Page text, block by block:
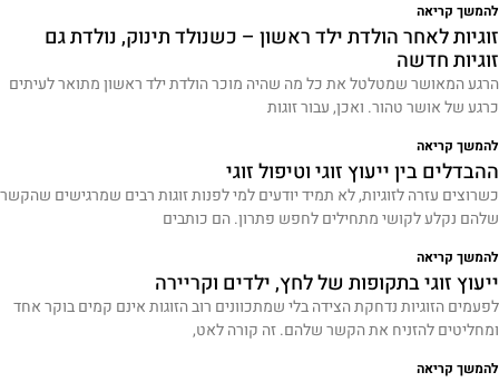
להמשך קריאה
זוגיות לאחר הולדת ילד ראשון – כשנולד תינוק, נולדת גם
זוגיות חדשה
הרגע המאושר שמטלטל את כל מה שהיה מוכר הולדת ילד ראשון מתואר לעיתים
כרגע של אושר טהור. ואכן, עבור זוגות
להמשך קריאה
ההבדלים בין ייעוץ זוגי וטיפול זוגי
כשרוצים עזרה לזוגיות, לא תמיד יודעים למי לפנות זוגות רבים שמרגישים שהקשר
שלהם נקלע לקושי מתחילים לחפש פתרון. הם כותבים
להמשך קריאה
ייעוץ זוגי בתקופות של לחץ, ילדים וקריירה
לפעמים הזוגיות נדחקת הצידה בלי שמתכוונים רוב הזוגות אינם קמים בוקר אחד
ומחליטים להזניח את הקשר שלהם. זה קורה לאט,
להמשך קריאה